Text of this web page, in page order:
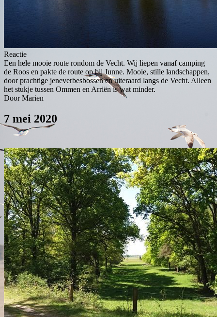
Reactie
Een hele mooie route rondom de Vecht. Wij liepen vanaf camping
de Roos en pakte de route op bij Junne. Mooie, stille landschappen,
door prachtige jeneverbesbossen en uiteraard langs de Vecht. Alleen
het stukje tussen Ommen en Arriën is wat minder.
Door Marien
7 mei 2020